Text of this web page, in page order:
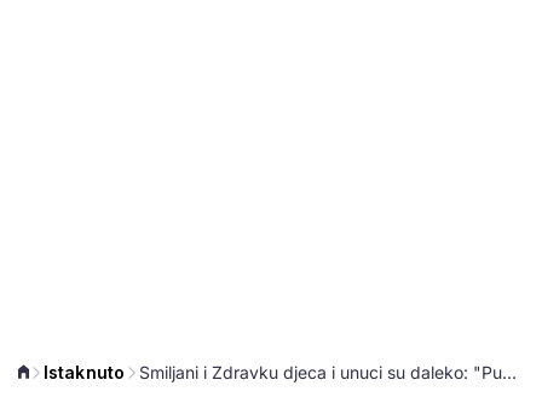
Istaknuto Smiljani i Zdravku djeca i unuci su daleko: "Pustite ih da žive i odlično ćete se slagati"